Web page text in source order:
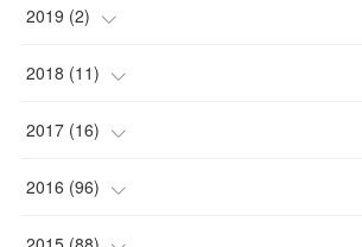
(1
( 1)
(1)
2019 (2)
( 1)
(1)
2018 (11)
(2)
(1)
(1)
2017 (16)
(1)
(2)
2016 (96)
(2)